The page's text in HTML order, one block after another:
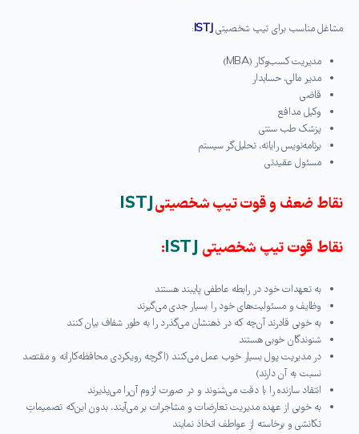
مشاغل مناسب برای تیپ شخصیتیISTJ
:
مدیریت کسب‌وکار (MBA)
مدیر مالی، حسابدار
قاضی
وکیل مدافع
پزشک طب سنتی
برنامه‌نویس رایانه، تحلیل‌گر سیستم
مسئول عقیدتی
نقاط ضعف و قوت تیپ شخصیتیISTJ
نقاط قوت تیپ شخصیتی ISTJ
:
به تعهدات خود در رابطه عاطفی پایبند هستند
وظایف و مسئولیت‌های خود را بسیار جدی می‌گیرند
به خوبی قادرند آن‌چه که در ذهنشان می‌گذرد را به طور شفاف بیان کنند
شنوندگان خوبی هستند
در مدیریت پول بسیار خوب عمل می‌کنند (اگرچه رویکردی محافظه‌کارانه و مقتصد
نسبت به آن دارند)
انتقاد سازنده را با دقت می‌شنوند و در صورت لزوم آن‌را می‌پذیرند
به خوبی از عهده مدیریت تعارضات و مشاجرات بر می‌آیند، بدون این‌که تصمیماتِ
تکانشی و برخاسته از عواطف اتخاذ نمایند